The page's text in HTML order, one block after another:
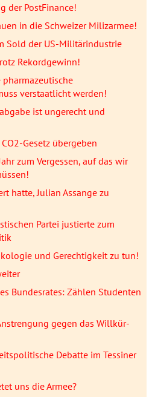
der PostFinance!
in die Schweizer Milizarmee!
Sold der US-Militärindustrie
Rekordgewinn!
verstaatlicht werden!
ist ungerecht und
Gesetz übergeben
zum Vergessen, auf das wir
hatte, Julian Assange zu
Partei justierte zum
und Gerechtigkeit zu tun!
Bundesrates: Zählen Studenten
gegen das Willkür-
Debatte im Tessiner
uns die Armee?